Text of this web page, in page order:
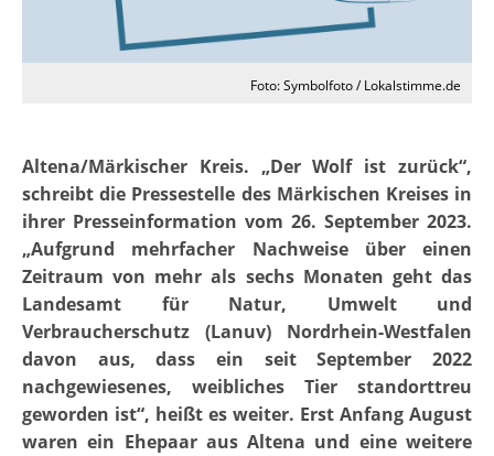
Foto: Symbolfoto / Lokalstimme.de
Altena/Märkischer Kreis. „Der Wolf ist zurück“,
schreibt die Pressestelle des Märkischen Kreises in
ihrer Presseinformation vom 26. September 2023.
„Aufgrund mehrfacher Nachweise über einen
Zeitraum von mehr als sechs Monaten geht das
Landesamt für Natur, Umwelt und
Verbraucherschutz (Lanuv) Nordrhein-Westfalen
davon aus, dass ein seit September 2022
nachgewiesenes, weibliches Tier standorttreu
geworden ist“, heißt es weiter. Erst Anfang August
waren ein Ehepaar aus Altena und eine weitere